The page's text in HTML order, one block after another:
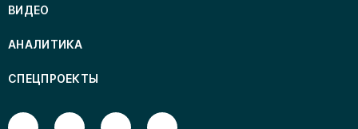
ВИДЕО
АНАЛИТИКА
СПЕЦПРОЕКТЫ